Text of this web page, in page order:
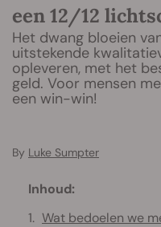
een 12/12
Het dwang bloeien
uitstekende
opleveren, met het
geld. Voor mensen
een win-win!
By Luke Sumpter
Inhoud:
Wat bedoelen we